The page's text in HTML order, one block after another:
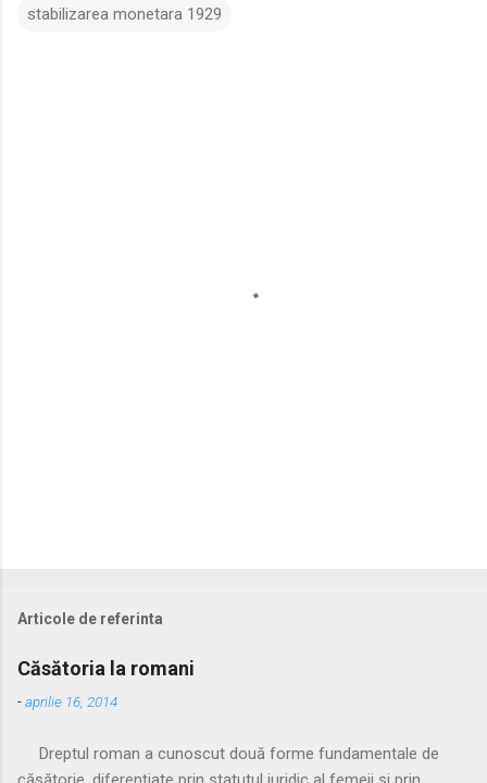
stabilizarea monetara 1929
Articole de referinta
Căsătoria la romani
-aprilie 16, 2014
Dreptul roman a cunoscut două forme fundamentale de